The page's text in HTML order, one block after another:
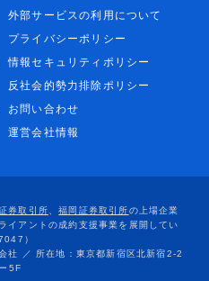
外部サービスの利用について
プライバシーポリシー
情報セキュリティポリシー
反社会的勢力排除ポリシー
お問い合わせ
運営会社情報